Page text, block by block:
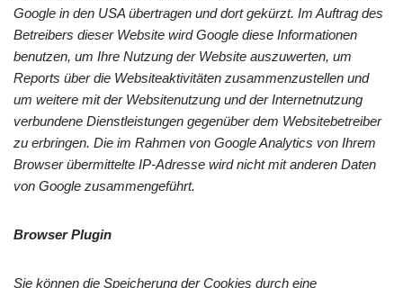
Google in den USA übertragen und dort gekürzt. Im Auftrag des
Betreibers dieser Website wird Google diese Informationen
benutzen, um Ihre Nutzung der Website auszuwerten, um
Reports über die Websiteaktivitäten zusammenzustellen und
um weitere mit der Websitenutzung und der Internetnutzung
verbundene Dienstleistungen gegenüber dem Websitebetreiber
zu erbringen. Die im Rahmen von Google Analytics von Ihrem
Browser übermittelte IP-Adresse wird nicht mit anderen Daten
von Google zusammengeführt.
Browser Plugin
Sie können die Speicherung der Cookies durch eine